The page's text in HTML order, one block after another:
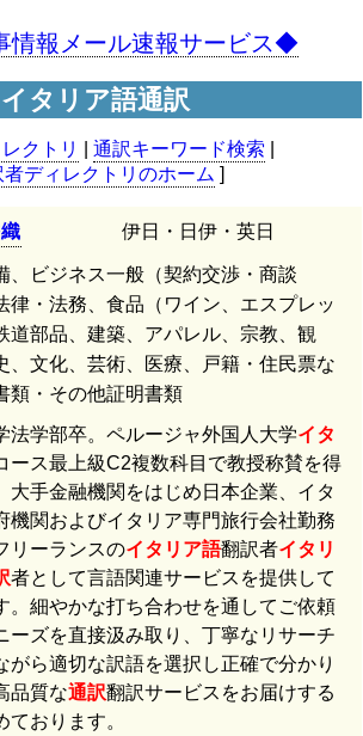
情報メール速報サービス◆
イタリア語通訳
クトリ 通訳キーワード検索
者ディレクトリのホーム ]
織 伊日・日伊・英日
、ビジネス一般（契約交渉・商談
律・法務、食品（ワイン、エスプレッ
道部品、建築、アパレル、宗教、観
、文化、芸術、医療、戸籍・住民票な
類・その他証明書類
法学部卒。ペルージャ外国人大学イタ
ース最上級C2複数科目で教授称賛を得
大手金融機関をはじめ日本企業、イタ
機関およびイタリア専門旅行会社勤務
リーランスのイタリア語翻訳者イタリ
者として言語関連サービスを提供して
。細やかな打ち合わせを通してご依頼
ーズを直接汲み取り、丁寧なリサーチ
がら適切な訳語を選択し正確で分かり
品質な通訳翻訳サービスをお届けする
ております。